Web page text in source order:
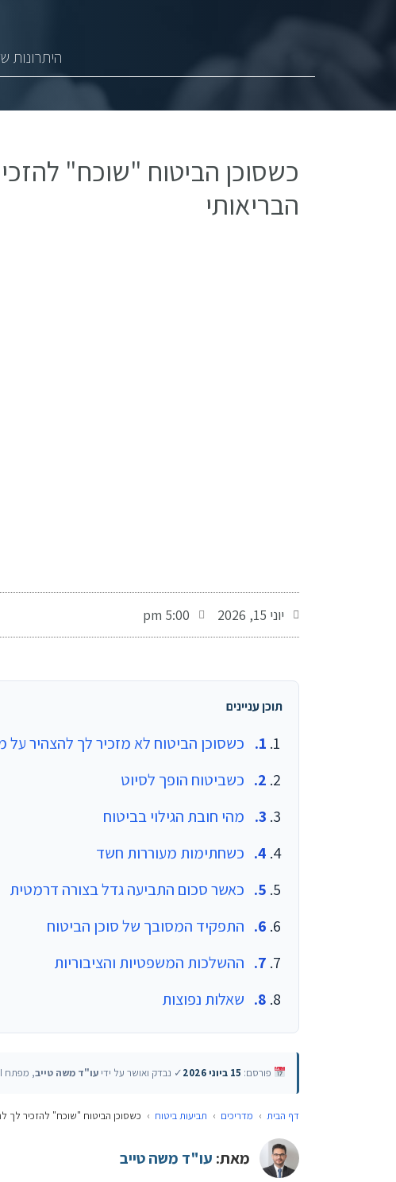
היתרונות
כשסוכן הביטוח "שוכח"
הבריאותי
יוני 15, 2026 5:00 pm
תוכן עניינים
כשסוכן הביטוח לא מזכיר לך להצהיר על
כשביטוח הופך לסיוט
מהי חובת הגילוי בביטוח
כשחתימות מעוררות חשד
כאשר סכום התביעה גדל בצורה דרמטית
התפקיד המסובך של סוכן הביטוח
ההשלכות המשפטיות והציבוריות
שאלות נפוצות
פורסם: 15 ביוני 2026 ✓ נבדק ואושר על ידי עו"ד משה טייב, מפתח AI – האוניברסיטה העברית
דף הבית › מדריכים › תביעות ביטוח › כשסוכן הביטוח "שוכח" להזכיר לך
מאת: עו"ד משה טייב